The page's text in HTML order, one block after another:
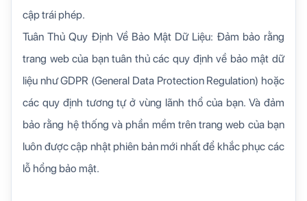
cập trái phép.
Tuân Thủ Quy Định Về Bảo Mật Dữ Liệu: Đảm bảo rằng
trang web của bạn tuân thủ các quy định về bảo mật dữ
liệu như GDPR (General Data Protection Regulation) hoặc
các quy định tương tự ở vùng lãnh thổ của bạn. Và đảm
bảo rằng hệ thống và phần mềm trên trang web của bạn
luôn được cập nhật phiên bản mới nhất để khắc phục các
lỗ hổng bảo mật.